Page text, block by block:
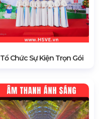
Tổ Chức Sự Kiện Trọn Gói